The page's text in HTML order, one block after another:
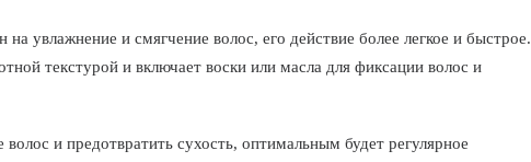
на увлажнение и смягчение волос, его действие более легкое и быстрое.
текстурой и включает воски или масла для фиксации волос и
и предотвратить сухость, оптимальным будет регулярное